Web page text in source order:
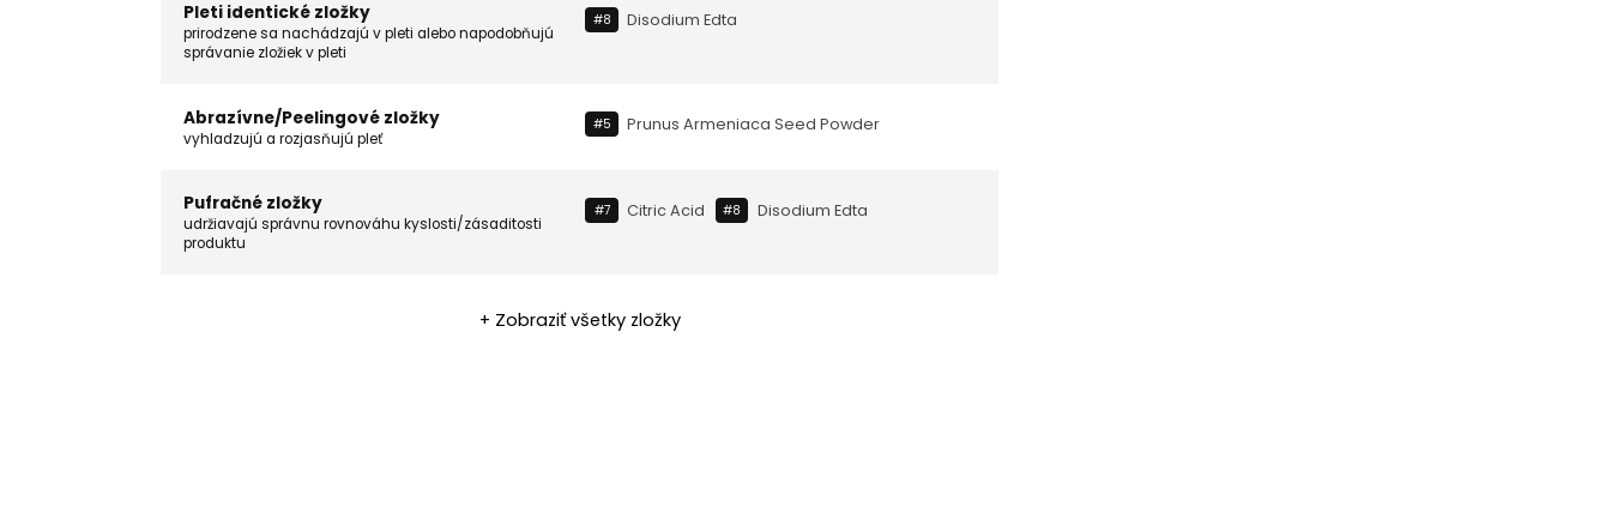
Pleti identické zložky
prirodzene sa nachádzajú v pleti alebo napodobňujú
správanie zložiek v pleti
#8 Disodium Edta
Abrazívne/Peelingové zložky
vyhladzujú a rozjasňujú pleť
#5 Prunus Armeniaca Seed Powder
Pufračné zložky
udržiavajú správnu rovnováhu kyslosti/zásaditosti
produktu
#7 Citric Acid #8 Disodium Edta
+ Zobraziť všetky zložky